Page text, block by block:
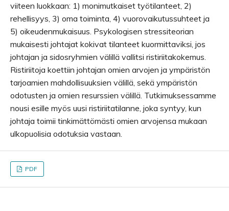
viiteen luokkaan: 1) monimutkaiset työtilanteet, 2)
rehellisyys, 3) oma toiminta, 4) vuorovaikutussuhteet ja
5) oikeudenmukaisuus. Psykologisen stressiteorian
mukaisesti johtajat kokivat tilanteet kuormittaviksi, jos
johtajan ja sidosryhmien välillä vallitsi ristiriitakokemus.
Ristiriitoja koettiin johtajan omien arvojen ja ympäristön
tarjoamien mahdollisuuksien välillä, sekä ympäristön
odotusten ja omien resurssien välillä. Tutkimuksessamme
nousi esille myös uusi ristiriitatilanne, joka syntyy, kun
johtaja toimii tinkimättömästi omien arvojensa mukaan
ulkopuolisia odotuksia vastaan.
PDF